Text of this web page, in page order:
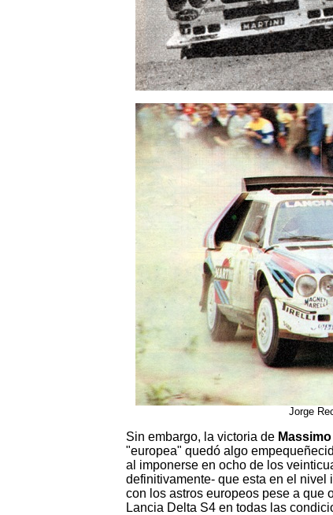
Jorge
Sin embargo, la victoria de
"europea" quedó algo
al imponerse en ocho de los
definitivamente- que esta en el
con los astros europeos pese a que
Lancia Delta S4 en todas las